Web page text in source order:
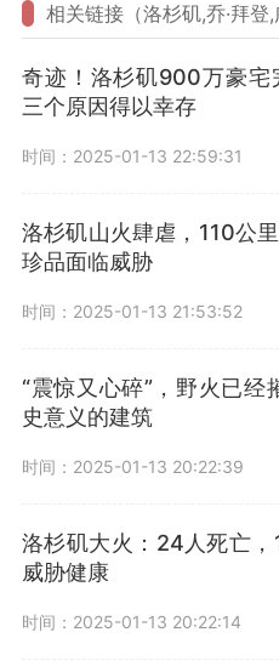
相关链接（洛杉矶,乔·拜登,
奇迹！洛杉矶900万豪宅
三个原因得以幸存
时间：2025-01-13 22:59:31
洛杉矶山火肆虐，110公
珍品面临威胁
时间：2025-01-13 21:53:52
“震惊又心碎”，野火已
史意义的建筑
时间：2025-01-13 20:22:39
洛杉矶大火：24人死亡
威胁健康
时间：2025-01-13 20:22:14